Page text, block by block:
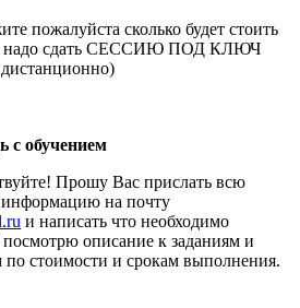
пожалуйста сколько будет стоить
надо сдать СЕССИЮ ПОД КЛЮЧ
с обучением
Прошу Вас прислать всю
на почту
и написать что необходимо
описание к заданиям и
стоимости и срокам выполнения.